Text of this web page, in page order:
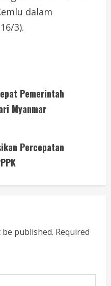
dalam
3).
Pemerintah
Myanmar
Percepatan
published. Required